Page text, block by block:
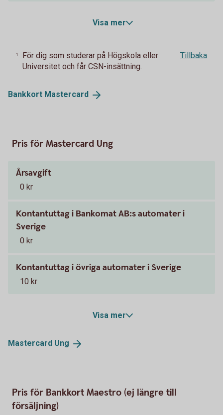
Visa mer
1
För dig som studerar på Högskola eller
Universitet och får CSN-insättning.
Tillbaka
Bankkort Mastercard
Pris för Mastercard Ung
Årsavgift
0 kr
Kontantuttag i Bankomat AB:s automater i
Sverige
0 kr
Kontantuttag i övriga automater i Sverige
10 kr
Visa mer
Mastercard Ung
Pris för Bankkort Maestro (ej längre till
försäljning)